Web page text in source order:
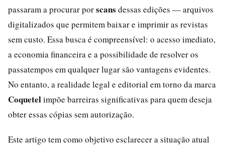
passaram a procurar porscans dessas edições — arquivos
digitalizados que permitem baixar e imprimir as revistas
sem custo. Essa busca é compreensível: o acesso imediato,
a economia financeira e a possibilidade de resolver os
passatempos em qualquer lugar são vantagens evidentes.
No entanto, a realidade legal e editorial em torno da marca
Coquetelimpõe barreiras significativas para quem deseja
obter essas cópias sem autorização.
Este artigo tem como objetivo esclarecer a situação atual